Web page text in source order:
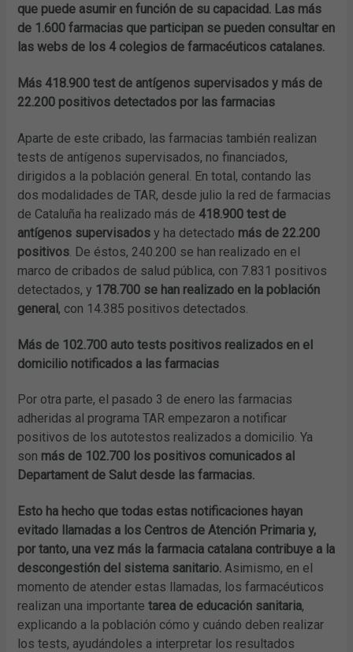
que puede asumir en función de su capacidad. Las más
de 1.600 farmacias que participan se pueden consultar en
las webs de los 4 colegios de farmacéuticos catalanes.
Más 418.900 test de antígenos supervisados y más de
22.200 positivos detectados por las farmacias
Aparte de este cribado, las farmacias también realizan
tests de antígenos supervisados, no financiados,
dirigidos a la población general. En total, contando las
dos modalidades de TAR, desde julio la red de farmacias
de Cataluña ha realizado más de 418.900 test de
antígenos supervisados y ha detectado más de 22.200
positivos . De éstos, 240.200 se han realizado en el
marco de cribados de salud pública, con 7.831 positivos
detectados, y 178.700 se han realizado en la población
general, con 14.385 positivos detectados.
Más de 102.700 auto tests positivos realizados en el
domicilio notificados a las farmacias
Por otra parte, el pasado 3 de enero las farmacias
adheridas al programa TAR empezaron a notificar
positivos de los autotestos realizados a domicilio. Ya
son más de 102.700 los positivos comunicados al
Departament de Salut desde las farmacias.
Esto ha hecho que todas estas notificaciones hayan
evitado llamadas a los Centros de Atención Primaria y,
por tanto, una vez más la farmacia catalana contribuye a la
descongestión del sistema sanitario.Asimismo, en el
momento de atender estas llamadas, los farmacéuticos
realizan una importantetarea de educación sanitaria,
explicando a la población cómo y cuándo deben realizar
los tests, ayudándoles a interpretar los resultados